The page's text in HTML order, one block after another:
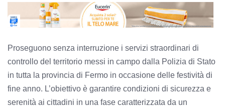
Proseguono senza interruzione i servizi straordinari di
controllo del territorio messi in campo dalla Polizia di Stato
in tutta la provincia di Fermo in occasione delle festività di
fine anno. L’obiettivo è garantire condizioni di sicurezza e
serenità ai cittadini in una fase caratterizzata da un